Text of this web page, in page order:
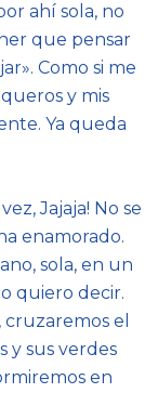
ahí sola, no
que pensar
Como si me
y mis
Ya queda
Jajaja! No se
enamorado.
sola, en un
quiero decir.
el
y sus verdes
en